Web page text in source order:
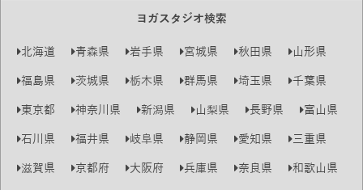
ヨガスタジオ検索
北海道 青森県 岩手県 宮城県 秋田県
山形県
福島県
茨城県 栃木県 群馬県 埼玉県
千葉県
東京都
神奈川県 新潟県 山梨県 長野県
富山県
石川県
福井県 岐阜県 静岡県 愛知県
三重県
滋賀県
京都府 大阪府 兵庫県 奈良県
和歌山県